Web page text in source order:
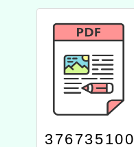
376735100